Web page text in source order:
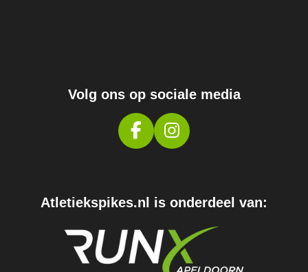
Volg ons op sociale media
F
A
B
O
K
I
N
A
R
A
Atletiekspikes.nl is onderdeel van: